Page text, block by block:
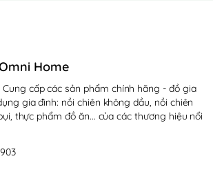
Home
cấp các sản phẩm chính hãng - đồ gia
gia đình: nồi chiên không dầu, nồi chiên
thực phẩm đồ ăn... của các thương hiệu nổi